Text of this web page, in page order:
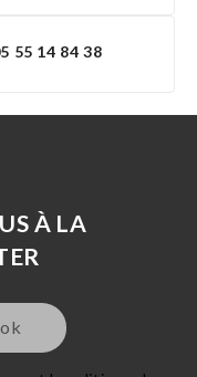
55 14 84 38
À LA